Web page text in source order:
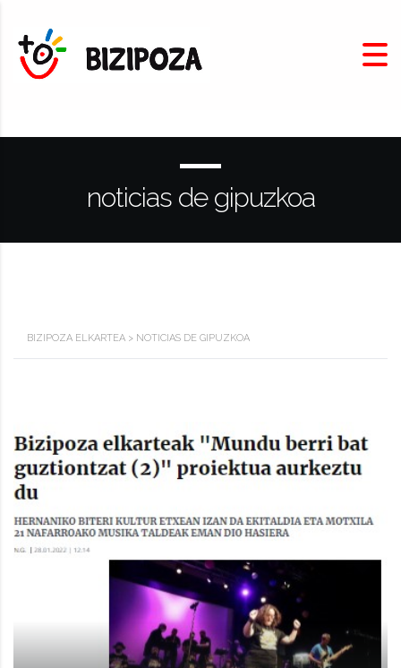
noticias de gipuzkoa
BIZIPOZA ELKARTEA > NOTICIAS DE GIPUZKOA